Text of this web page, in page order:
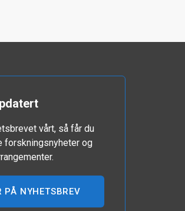
vårt, så får du
forskningsnyheter og
PÅ NYHETSBREV